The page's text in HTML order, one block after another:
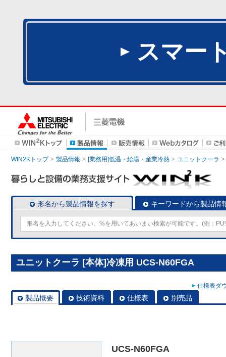
スマー
WIN2Kトップ 製品情報 [業務用]低温・給湯・産業冷熱 ユニットクーラ
形名から製品情報を探す キーワードから製品情
ユニットクーラ [本体]冷凍用 UCS-N60FGA
仕様表ダ
製品概要 技術資料 仕様表 別売品
UCS-N60FGA